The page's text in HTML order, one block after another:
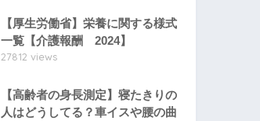
【厚生労働省】栄養に関する様式
一覧【介護報酬 2024】
27812 views
【高齢者の身長測定】寝たきりの
人はどうしてる？車イスや腰の曲